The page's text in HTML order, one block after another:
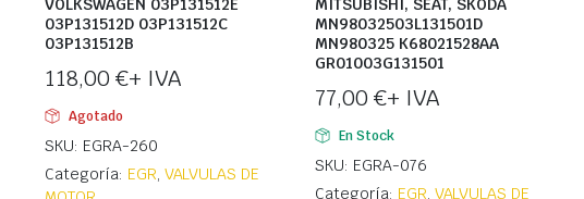
VOLKSWAGEN 03P131512E
03P131512D 03P131512C
03P131512B
118,00 €+ IVA
Agotado
SKU: EGRA-260
Categoría: EGR, VALVULAS DE
MITSUBISHI, SEAT, SKODA
MN98032503L131501D
MN980325 K68021528AA
GR01003G131501
77,00 €+ IVA
En Stock
SKU: EGRA-076
Categoría: EGR, VALVULAS DE